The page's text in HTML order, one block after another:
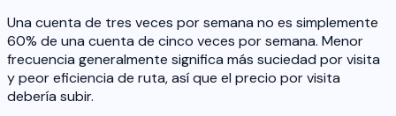
Una cuenta de tres veces por semana no es simplemente
60% de una cuenta de cinco veces por semana. Menor
frecuencia generalmente significa más suciedad por visita
y peor eficiencia de ruta, así que el precio por visita
debería subir.